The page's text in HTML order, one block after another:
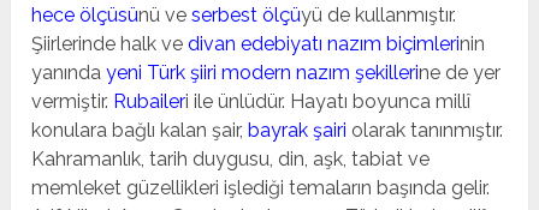
hece ölçüsünü veserbest ölçüyü de kullanmıştır.
Şiirlerinde halk vedivan edebiyatı nazım biçimlerinin
yanındayeni Türk şiiri modern nazım şekillerine de yer
vermiştir. Rubaileri ile ünlüdür. Hayatı boyunca millî
konulara bağlı kalan şair, bayrak şairi olarak tanınmıştır.
Kahramanlık, tarih duygusu, din, aşk, tabiat ve
memleket güzellikleri işlediği temaların başında gelir.